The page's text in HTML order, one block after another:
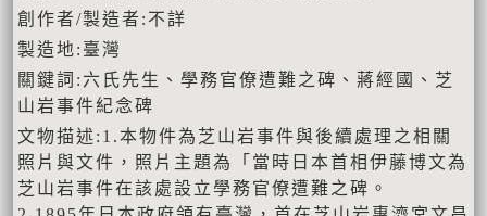
創作者/製造者:不詳
製造地:臺灣
關鍵詞:六氏先生、學務官僚遭難之碑、蔣經國、芝
山岩事件紀念碑
文物描述:1.本物件為芝山岩事件與後續處理之相關
照片與文件，照片主題為「當時日本首相伊藤博文為
芝山岩事件在該處設立學務官僚遭難之碑。